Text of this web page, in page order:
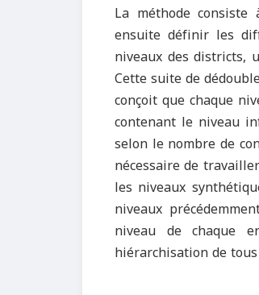
La méthode
ensuite définir les
niveaux des districts,
Cette suite de
conçoit que chaque
contenant le niveau
selon le nombre de
nécessaire de
les niveaux
niveaux
niveau de chaque
hiérarchisation de